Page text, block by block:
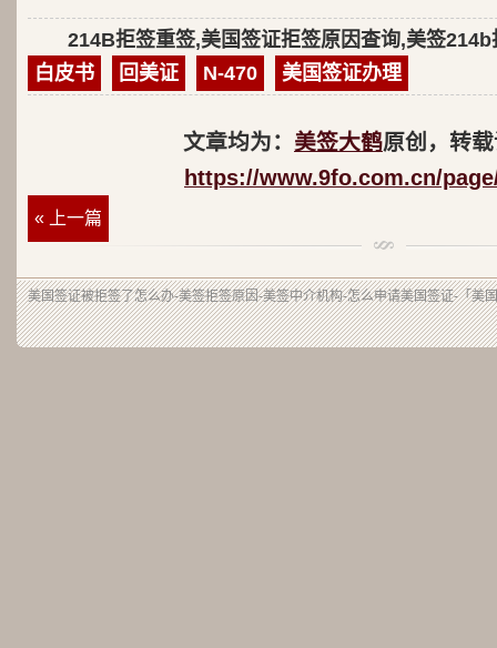
214B拒签重签,美国签证拒签原因查询,美签214b
白皮书
回美证 N-470 美国签证办理
文章均为： 美签大鹤原创，转
https://www.9fo.com.cn/
« 上一篇
美国签证被拒签了怎么办-美签拒签原因-美签中介机构-怎么申请美国签证-「美